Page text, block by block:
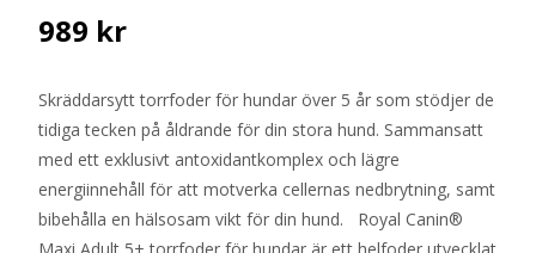
989 kr
Skräddarsytt torrfoder för hundar över 5 år som stödjer de
tidiga tecken på åldrande för din stora hund. Sammansatt
med ett exklusivt antoxidantkomplex och lägre
energiinnehåll för att motverka cellernas nedbrytning, samt
bibehålla en hälsosam vikt för din hund. Royal Canin®